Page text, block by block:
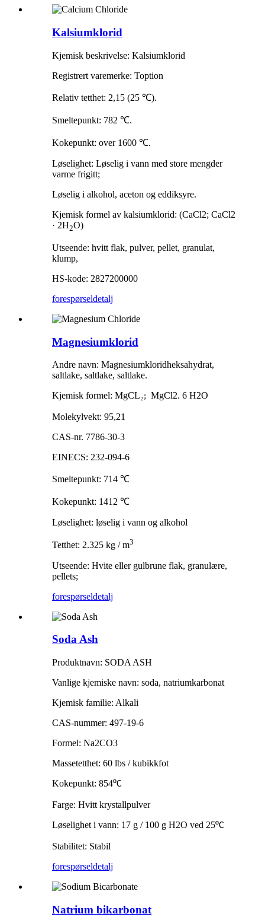
Kalsiumklorid
Kjemisk beskrivelse: Kalsiumklorid
Registrert varemerke: Toption
Relativ tetthet: 2,15 (25 ℃).
Smeltepunkt: 782 ℃.
Kokepunkt: over 1600 ℃.
Løselighet: Løselig i vann med store mengder
varme frigitt;
Løselig i alkohol, aceton og eddiksyre.
Kjemisk formel av kalsiumklorid: (CaCl2; CaCl2
· 2H2O)
Utseende: hvitt flak, pulver, pellet, granulat,
klump,
HS-kode: 2827200000
forespørseldetalj
Magnesiumklorid
Andre navn: Magnesiumkloridheksahydrat,
saltlake, saltlake, saltlake.
Kjemisk formel: MgCL₂; MgCl2. 6 H2O
Molekylvekt: 95,21
CAS-nr. 7786-30-3
EINECS: 232-094-6
Smeltepunkt: 714 ℃
Kokepunkt: 1412 ℃
Løselighet: løselig i vann og alkohol
Tetthet: 2.325 kg / m3
Utseende: Hvite eller gulbrune flak, granulære,
pellets;
forespørseldetalj
Soda Ash
Produktnavn: SODA ASH
Vanlige kjemiske navn: soda, natriumkarbonat
Kjemisk familie: Alkali
CAS-nummer: 497-19-6
Formel: Na2CO3
Massetetthet: 60 lbs / kubikkfot
Kokepunkt: 854ºC
Farge: Hvitt krystallpulver
Løselighet i vann: 17 g / 100 g H2O ved 25ºC
Stabilitet: Stabil
forespørseldetalj
Natrium bikarbonat